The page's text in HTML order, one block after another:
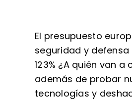
El presupuesto
seguridad y
123% ¿A quién van a
además de probar
tecnologías y